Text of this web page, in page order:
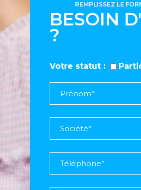
BESOIN
?
REMPLISSEZ LE
Votre statut